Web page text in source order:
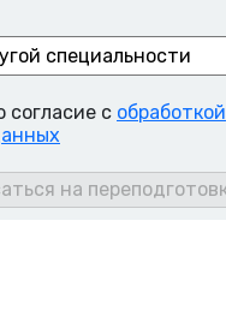
с обработкой